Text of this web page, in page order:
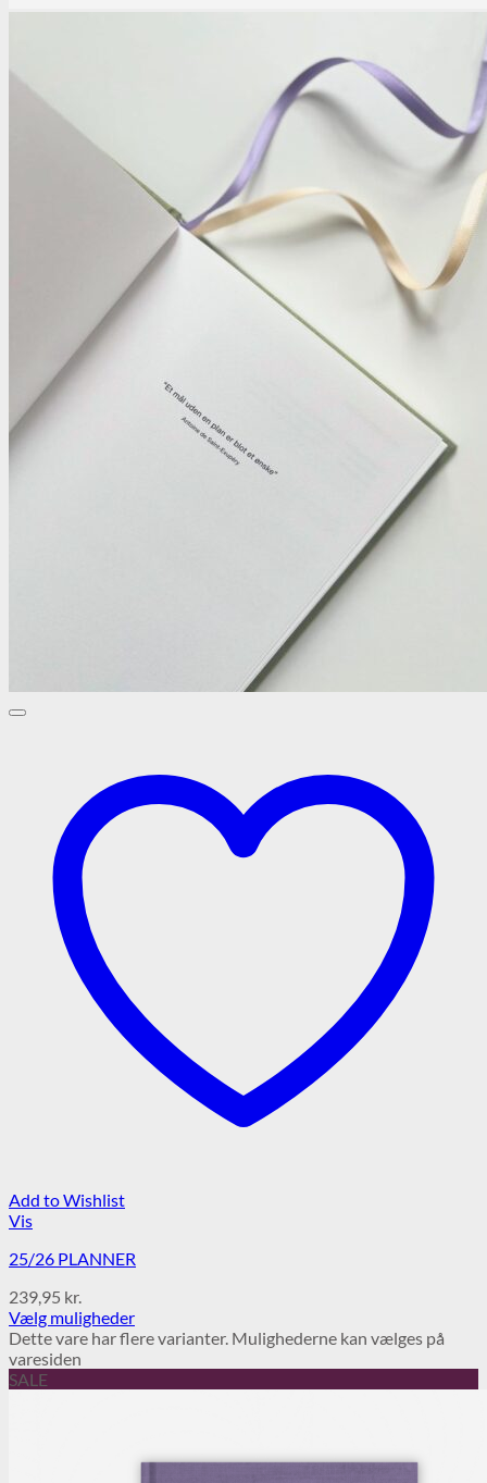
Add to Wishlist
Vis
25/26 PLANNER
239,95 kr.
Vælg muligheder
Dette vare har flere varianter. Mulighederne kan vælges på
varesiden
SALE